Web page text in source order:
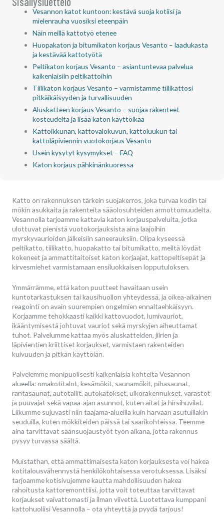
Vesannon katot kuntoon: kestävä suoja kotiisi ja
mielenrauha vuosiksi eteenpäin
Näin meillä kattotyö etenee
Huopakaton ja bitumikaton korjaus Vesanto – laadukasta
ja kestävää kattotyötä
Peltikaton korjaus Vesanto – asiantuntevaa palvelua
kaikenlaisiin peltikattoihin
Tiilikaton korjaus Vesanto – varmistamme tiilikattosi
pitkäikäisyyden ja turvallisuuden
Aluskatteen korjaus Vesanto – suojaa rakenteet
kosteudelta ja lisää katon käyttöikää
Kattoikkunan, kattovalokuvun, kattoluukun tai
kattoläpiviennin vuotokorjaus Vesanto
Usein kysytyt kysymykset – FAQ
Katon korjaus pähkinänkuoressa
Katto on rakennuksen tärkein suojakerros, joka turvaa kodin tai
mökin asukkaita ja rakenteita sääolosuhteiden armottomuudelta.
Vesannolla tarjoamme kattavia katon korjauspalveluita, jotka
ulottuvat pienistä vuotokorjauksista aina laajoihin
myrskyvaurioiden jälkeisiin saneerauksiin. Olipa kyseessä
peltikatto, tiilikatto, huopakatto tai bitumikatto, meiltä löydät
kokeneet ja ammattitaitoiset katon korjaajat, kattopeltisepät ja
kirvesmiehet varmistamaan ensiluokkaisen lopputuloksen.
Ymmärrämme, että katon puutteet havaitaan usein
kuntotarkastuksen tai kausihuollon yhteydessä, ja oikea-aikainen
reagointi on avain suurempien ongelmien ennaltaehkäisyyn.
Korjaamme tehokkaasti kaikki kattovuodot, lumivauriot,
ikääntymisestä johtuvat vauriot sekä myrskyjen aiheuttamat
tuhot. Palvelumme kattaa myös aluskatteiden, jiirien ja
läpivientien kriittiset korjaukset, varmistaen rakenteiden
kuivuuden ja pitkän käyttöiän.
Palvelemme monipuolisesti kaikenlaisia kohteita Vesannon
alueella: omakotitalot, kesämökit, saunamökit, pihasaunat,
rantasaunat, autotallit, autokatokset, ulkorakennukset, varastot
ja puuvajat sekä vapaa-ajan asunnot, kuten aitat ja hirsihuvilat.
Liikumme sujuvasti niin taajama-alueilla kuin harvaan asutuillakin
seuduilla, kuten mökkiteiden päissä tai saarikohteissa. Teemme
aina tarvittavat säänsuojaustyöt työn aikana, jotta rakennus
pysyy turvassa säältä.
Muistathan, että ammattimaisesta katon korjauksesta voi hakea
kotitalousvähennystä henkilökohtaisessa verotuksessa. Lisäksi
tarjoamme kotisivujemme kautta mahdollisuuden hakea
rahoitusta kattoremonttiisi, jotta voit toteuttaa tarvittavat
korjaukset vaivattomasti ja ilman viivettä. Luotettava kumppani
kattohuoliisi Vesannolla – ota yhteyttä ja pyydä tarjous!